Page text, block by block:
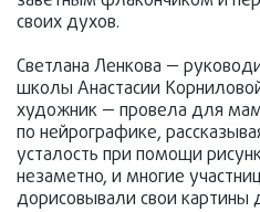
своих духов.
Светлана Ленкова —
школы Анастасии
художник — провела для
по нейрографике,
усталость при помощи
незаметно, и многие
дорисовывали свои картины